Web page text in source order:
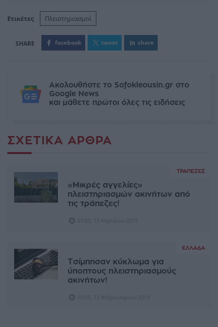
Ετικέτες Πλειστηριασμοί
facebook tweet share
Ακολουθήστε το Sofokleousin.gr στο
Google News
και μάθετε πρώτοι όλες τις ειδήσεις
ΣΧΕΤΙΚΆ ΆΡΘΡΑ
ΤΡΆΠΕΖΕΣ
«Μικρές αγγελίες»
πλειστηριασμών ακινήτων από
τις τράπεζες!
ΕΛΛΆΔΑ
Τσίμπησαν κύκλωμα για
ύποπτους πλειστηριασμούς
ακινήτων!